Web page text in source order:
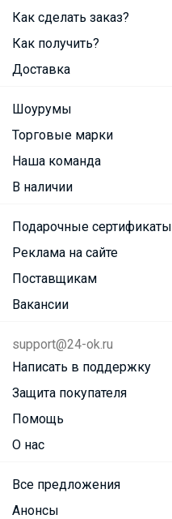
Как сделать заказ?
Как получить?
Доставка
Шоурумы
Торговые марки
Наша команда
В наличии
Подарочные сертификаты
Реклама на сайте
Поставщикам
Вакансии
support@24-ok.ru
Написать в поддержку
Защита покупателя
Помощь
О нас
Все предложения
Анонсы